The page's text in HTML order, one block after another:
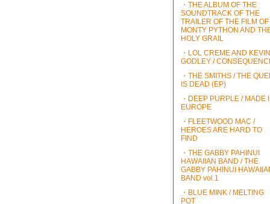
・THE ALBUM OF THE
SOUNDTRACK OF THE
TRAILER OF THE FILM OF
MONTY PYTHON AND
HOLY GRAIL
・LOL CREME AND KEVIN
GODLEY /
・THE SMITHS / THE
IS DEAD (EP)
・DEEP PURPLE / MADE
EUROPE
・FLEETWOOD MAC /
HEROES ARE HARD TO
FIND
・THE GABBY PAHINUI
HAWAIIAN BAND / THE
GABBY PAHINUI
BAND vol.1
・BLUE MINK / MELTING
POT